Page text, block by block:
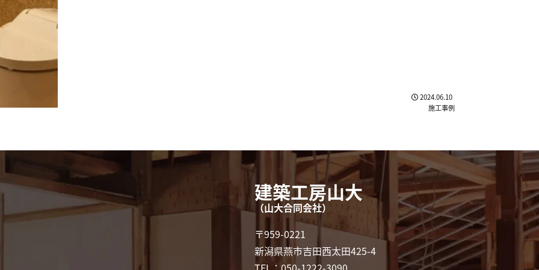
2024.06.10
施工事例
建築工房山大
（山大合同会社）
〒959-0221
新潟県燕市吉田西太田425-4